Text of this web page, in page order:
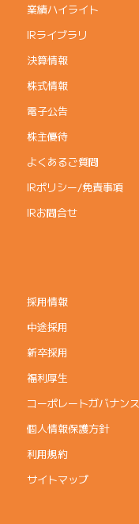
業績ハイライト
IRライブラリ
決算情報
株式情報
電子公告
株主優待
よくあるご質問
IRポリシー/免責事項
IRお問合せ
採用情報
中途採用
新卒採用
福利厚生
コーポレートガバナンス
個人情報保護方針
利用規約
サイトマップ